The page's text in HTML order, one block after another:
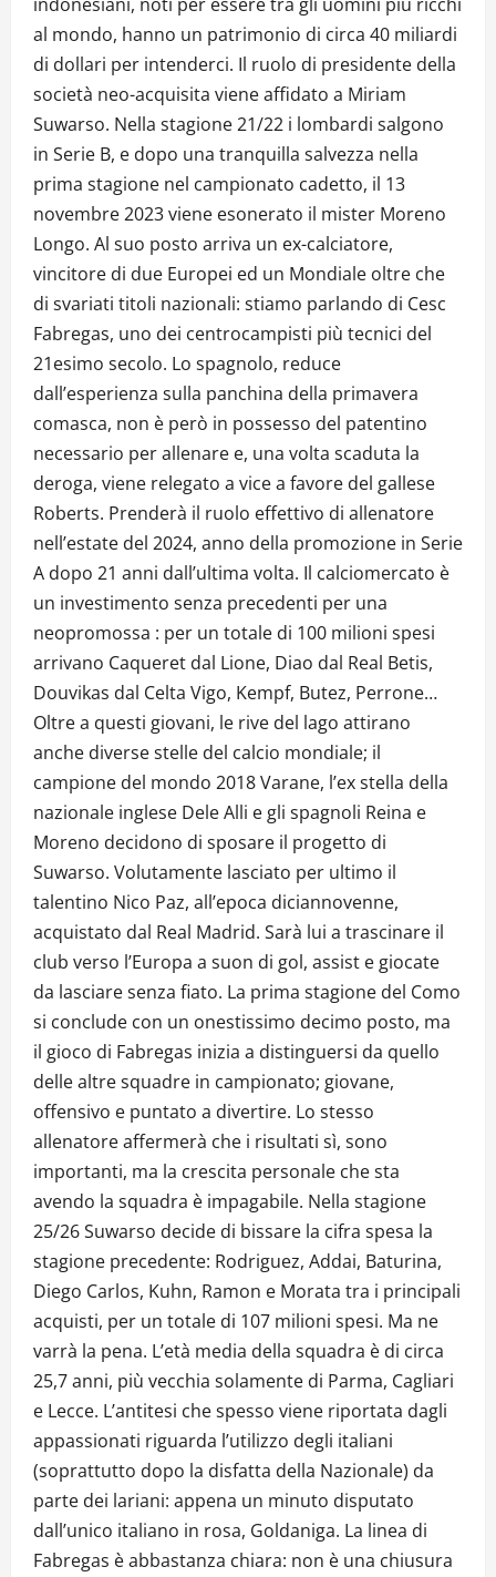
al mondo, hanno un patrimonio di circa 40 miliardi
di dollari per intenderci. Il ruolo di presidente della
società neo-acquisita viene affidato a Miriam
Suwarso. Nella stagione 21/22 i lombardi salgono
in Serie B, e dopo una tranquilla salvezza nella
prima stagione nel campionato cadetto, il 13
novembre 2023 viene esonerato il mister Moreno
Longo. Al suo posto arriva un ex-calciatore,
vincitore di due Europei ed un Mondiale oltre che
di svariati titoli nazionali: stiamo parlando di Cesc
Fabregas, uno dei centrocampisti più tecnici del
21esimo secolo. Lo spagnolo, reduce
dall’esperienza sulla panchina della primavera
comasca, non è però in possesso del patentino
necessario per allenare e, una volta scaduta la
deroga, viene relegato a vice a favore del gallese
Roberts. Prenderà il ruolo effettivo di allenatore
nell’estate del 2024, anno della promozione in Serie
A dopo 21 anni dall’ultima volta. Il calciomercato è
un investimento senza precedenti per una
neopromossa : per un totale di 100 milioni spesi
arrivano Caqueret dal Lione, Diao dal Real Betis,
Douvikas dal Celta Vigo, Kempf, Butez, Perrone…
Oltre a questi giovani, le rive del lago attirano
anche diverse stelle del calcio mondiale; il
campione del mondo 2018 Varane, l’ex stella della
nazionale inglese Dele Alli e gli spagnoli Reina e
Moreno decidono di sposare il progetto di
Suwarso. Volutamente lasciato per ultimo il
talentino Nico Paz, all’epoca diciannovenne,
acquistato dal Real Madrid. Sarà lui a trascinare il
club verso l’Europa a suon di gol, assist e giocate
da lasciare senza fiato. La prima stagione del Como
si conclude con un onestissimo decimo posto, ma
il gioco di Fabregas inizia a distinguersi da quello
delle altre squadre in campionato; giovane,
offensivo e puntato a divertire. Lo stesso
allenatore affermerà che i risultati sì, sono
importanti, ma la crescita personale che sta
avendo la squadra è impagabile. Nella stagione
25/26 Suwarso decide di bissare la cifra spesa la
stagione precedente: Rodriguez, Addai, Baturina,
Diego Carlos, Kuhn, Ramon e Morata tra i principali
acquisti, per un totale di 107 milioni spesi. Ma ne
varrà la pena. L’età media della squadra è di circa
25,7 anni, più vecchia solamente di Parma, Cagliari
e Lecce. L’antitesi che spesso viene riportata dagli
appassionati riguarda l’utilizzo degli italiani
(soprattutto dopo la disfatta della Nazionale) da
parte dei lariani: appena un minuto disputato
dall’unico italiano in rosa, Goldaniga. La linea di
Fabregas è abbastanza chiara: non è una chiusura